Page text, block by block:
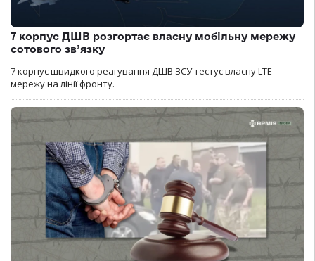
7 корпус ДШВ розгортає власну мобільну мережу
сотового зв’язку
7 корпус швидкого реагування ДШВ ЗСУ тестує власну LTE-
мережу на лінії фронту.